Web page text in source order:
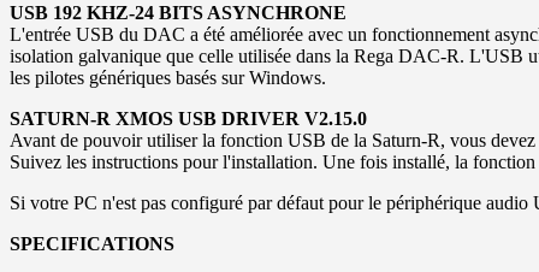
USB 192 KHZ-24 BITS ASYNCHRONE
L'entrée USB du DAC a été améliorée avec un fonctionnement
isolation galvanique que celle utilisée dans la Rega DAC-R. L'USB
les pilotes génériques basés sur Windows.
SATURN-R XMOS USB DRIVER V2.15.0
Avant de pouvoir utiliser la fonction USB de la Saturn-R, vous
Suivez les instructions pour l'installation. Une fois installé, la
Si votre PC n'est pas configuré par défaut pour le périphérique
SPECIFICATIONS